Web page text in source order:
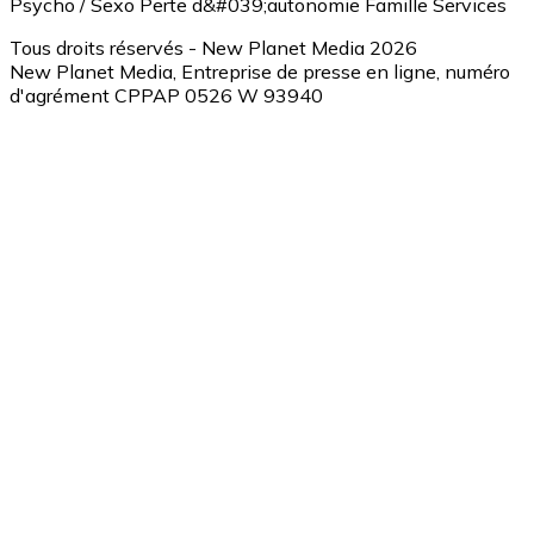
Psycho / Sexo Perte d&#039;autonomie Famille Services
Tous droits réservés - New Planet Media 2026
New Planet Media, Entreprise de presse en ligne, numéro
d'agrément CPPAP 0526 W 93940